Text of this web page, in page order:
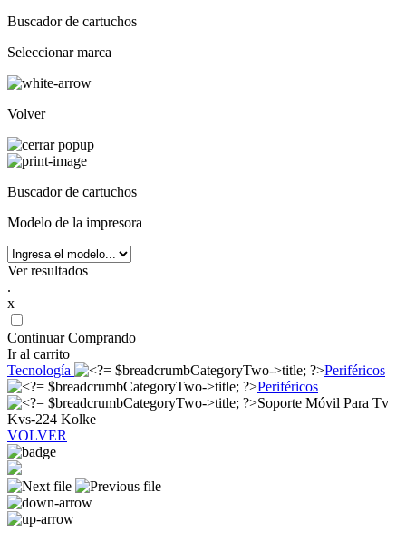
Buscador de cartuchos
Seleccionar marca
Volver
Buscador de cartuchos
Modelo de la impresora
Ver resultados
.
x
Continuar Comprando
Ir al carrito
Tecnología
Periféricos
Periféricos
Soporte Móvil Para Tv
Kvs-224 Kolke
VOLVER